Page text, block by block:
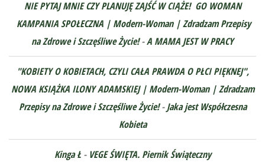
NIE PYTAJ MNIE CZY PLANUJĘ ZAJŚĆ W CIĄŻE! GO WOMAN
KAMPANIA SPOŁECZNA | Modern-Woman | Zdradzam Przepisy
na Zdrowe i Szczęśliwe Życie!-A MAMA JEST W PRACY
"KOBIETY O KOBIETACH, CZYLI CAŁA PRAWDA O PŁCI PIĘKNEJ",
NOWA KSIĄŻKA ILONY ADAMSKIEJ | Modern-Woman | Zdradzam
Przepisy na Zdrowe i Szczęśliwe Życie!-Jaka jest Współczesna
Kobieta
Kinga Ł- VEGE ŚWIĘTA. Piernik Świąteczny